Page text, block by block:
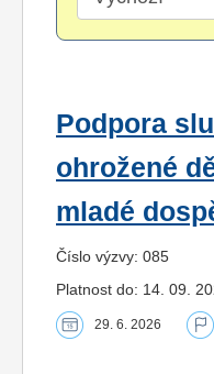
Podpora
ohrožené
mladé
Číslo výzvy: 085
Platnost do: 14. 09.
29. 6. 2026